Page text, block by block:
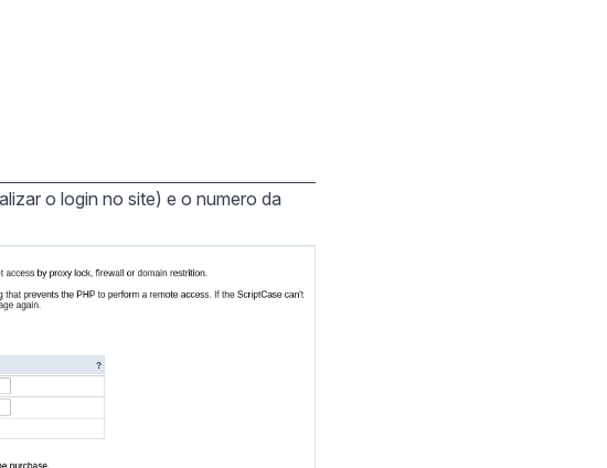
o login no site) e o numero da